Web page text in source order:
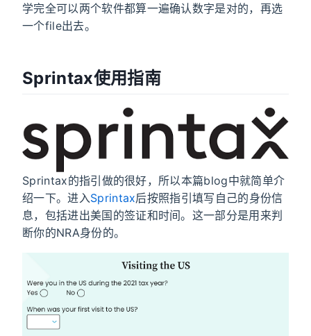
学完全可以两个软件都算一遍确认数字是对的，再选
一个file出去。
Sprintax使用指南
Sprintax的指引做的很好，所以本篇blog中就简单介
绍一下。进入Sprintax后按照指引填写自己的身份信
息，包括进出美国的签证和时间。这一部分是用来判
断你的NRA身份的。